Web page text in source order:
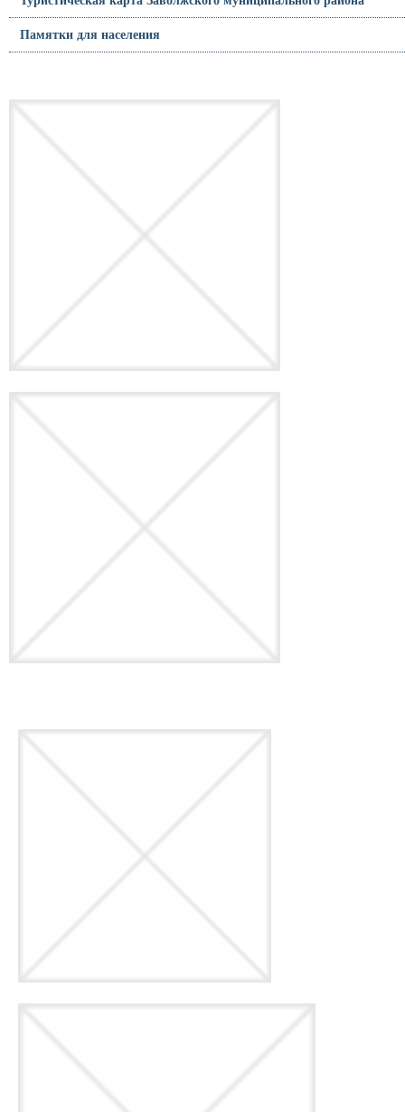
Памятки для населения